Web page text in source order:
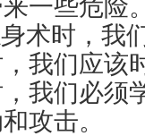
一些危险
术时，我
我们应该
我们必须
攻击。